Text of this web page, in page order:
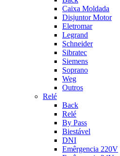
Caixa Moldada
Disjuntor Motor
Eletromar
Legrand
Schneider
Sibratec
Siemens
Soprano
Weg
Outros
Relé
Back
Relé
By Pass
Biestável
DNI
Emêrgencia 220V